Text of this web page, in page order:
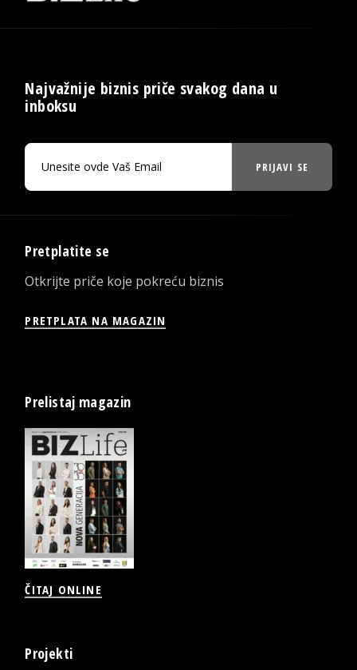
Najvažnije biznis priče svakog dana u
inboksu
PRIJAVI SE
Pretplatite se
Otkrijte priče koje pokreću biznis
PRETPLATA NA MAGAZIN
Prelistaj magazin
ČITAJ ONLINE
Projekti